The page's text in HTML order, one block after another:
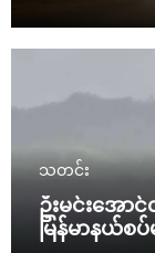
သတင်း
ဦးမင်းအော
မြန်မာနယ်